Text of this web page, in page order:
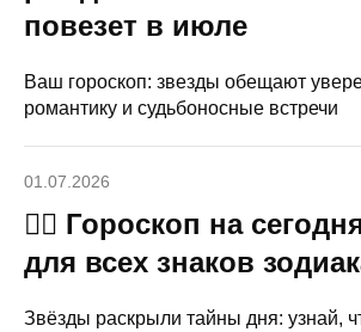
повезет в июле
Ваш гороскоп: звезды обещают
романтику и судьбоносные встречи
01.07.2026
🧙‍♀ Гороскоп на
для всех знаков
Звёзды раскрыли тайны дня: узнай,